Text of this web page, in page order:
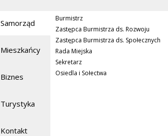
Samorząd
Mieszkańcy
Biznes
Turystyka
Kontakt
Burmistrz
Zastępca Burmistrza ds. Rozwoju
Zastępca Burmistrza ds. Społecznych
Rada Miejska
Sekretarz
Osiedla i Sołectwa